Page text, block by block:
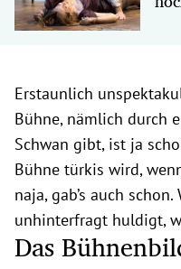
Erstaunlich
Bühne, nämlich durch
Schwan gibt, ist ja
Bühne türkis wird,
naja, gab’s auch
unhinterfragt huldigt,
Das